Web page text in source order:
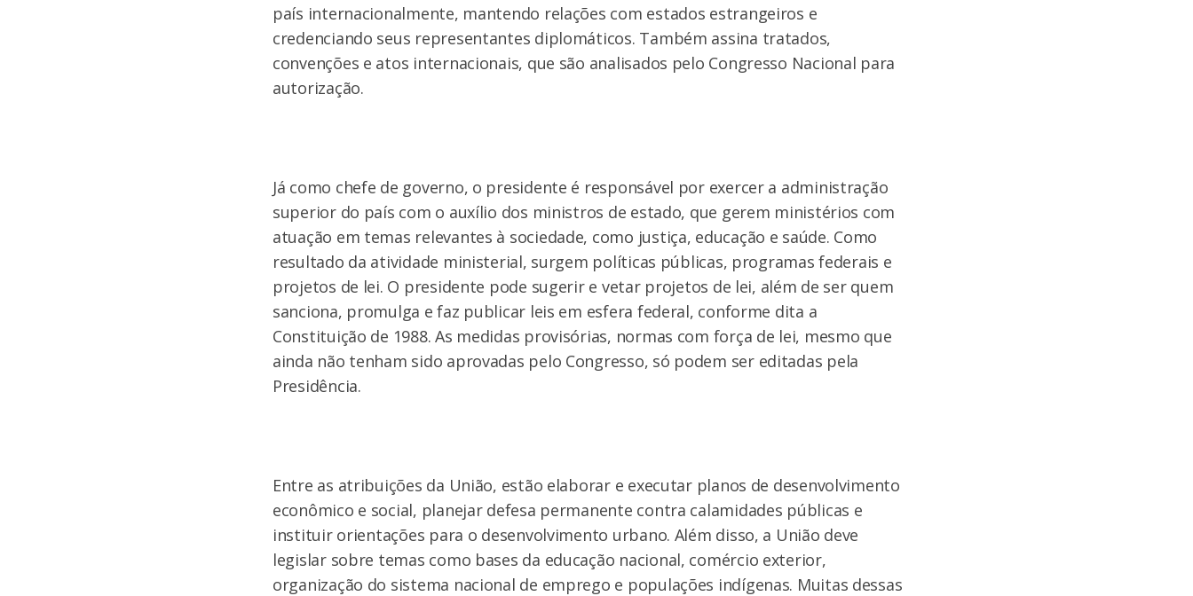
país internacionalmente, mantendo relações com estados estrangeiros e
credenciando seus representantes diplomáticos. Também assina tratados,
convenções e atos internacionais, que são analisados pelo Congresso Nacional para
autorização.
Já como chefe de governo, o presidente é responsável por exercer a administração
superior do país com o auxílio dos ministros de estado, que gerem ministérios com
atuação em temas relevantes à sociedade, como justiça, educação e saúde. Como
resultado da atividade ministerial, surgem políticas públicas, programas federais e
projetos de lei. O presidente pode sugerir e vetar projetos de lei, além de ser quem
sanciona, promulga e faz publicar leis em esfera federal, conforme dita a
Constituição de 1988. As medidas provisórias, normas com força de lei, mesmo que
ainda não tenham sido aprovadas pelo Congresso, só podem ser editadas pela
Presidência.
Entre as atribuições da União, estão elaborar e executar planos de desenvolvimento
econômico e social, planejar defesa permanente contra calamidades públicas e
instituir orientações para o desenvolvimento urbano. Além disso, a União deve
legislar sobre temas como bases da educação nacional, comércio exterior,
organização do sistema nacional de emprego e populações indígenas. Muitas dessas